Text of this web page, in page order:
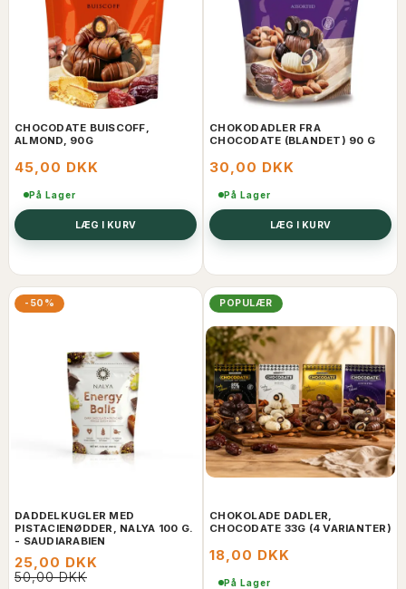
CHOCODATE BUISCOFF,
ALMOND, 90G
45,00 DKK
På Lager
LÆG I KURV
CHOKODADLER FRA
CHOCODATE (BLANDET) 90 G
30,00 DKK
På Lager
LÆG I KURV
-50%
DADDELKUGLER MED
PISTACIENØDDER, NALYA 100 G.
- SAUDIARABIEN
25,00 DKK
50,00 DKK
POPULÆR
CHOKOLADE DADLER,
CHOCODATE 33G (4 VARIANTER)
18,00 DKK
På Lager